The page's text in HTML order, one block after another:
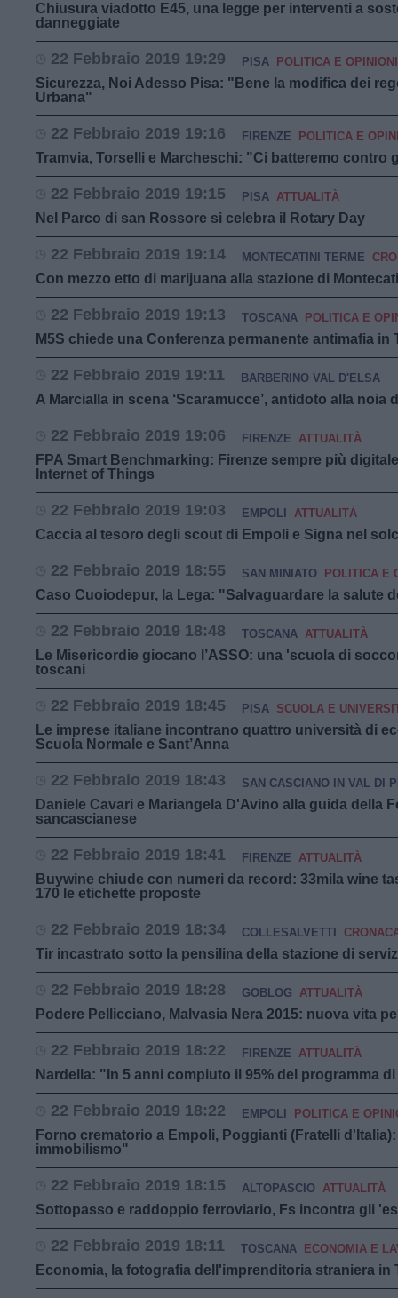
Chiusura viadotto E45, una legge per interventi a
danneggiate
22 Febbraio 2019 19:29 PISA POLITICA E OPINIONI
Sicurezza, Noi Adesso Pisa: "Bene la modifica dei
Urbana"
22 Febbraio 2019 19:16 FIRENZE POLITICA E
Tramvia, Torselli e Marcheschi: "Ci batteremo contro
22 Febbraio 2019 19:15 PISA ATTUALITÀ
Nel Parco di san Rossore si celebra il Rotary Day
22 Febbraio 2019 19:14 MONTECATINI TERME
Con mezzo etto di marijuana alla stazione di
22 Febbraio 2019 19:13 TOSCANA POLITICA E
M5S chiede una Conferenza permanente antimafia in
22 Febbraio 2019 19:11 BARBERINO VAL D'ELSA
A Marcialla in scena ‘Scaramucce’, antidoto alla noia
22 Febbraio 2019 19:06 FIRENZE ATTUALITÀ
FPA Smart Benchmarking: Firenze sempre più
Internet of Things
22 Febbraio 2019 19:03 EMPOLI ATTUALITÀ
Caccia al tesoro degli scout di Empoli e Signa nel
22 Febbraio 2019 18:55 SAN MINIATO POLITICA E
Caso Cuoiodepur, la Lega: "Salvaguardare la salute
22 Febbraio 2019 18:48 TOSCANA ATTUALITÀ
Le Misericordie giocano l’ASSO: una 'scuola di
toscani
22 Febbraio 2019 18:45 PISA SCUOLA E
Le imprese italiane incontrano quattro università di
Scuola Normale e Sant’Anna
22 Febbraio 2019 18:43 SAN CASCIANO IN VAL DI
Daniele Cavari e Mariangela D'Avino alla guida della
sancascianese
22 Febbraio 2019 18:41 FIRENZE ATTUALITÀ
Buywine chiude con numeri da record: 33mila wine
170 le etichette proposte
22 Febbraio 2019 18:34 COLLESALVETTI
Tir incastrato sotto la pensilina della stazione di
22 Febbraio 2019 18:28 GOBLOG ATTUALITÀ
Podere Pellicciano, Malvasia Nera 2015: nuova vita
22 Febbraio 2019 18:22 FIRENZE ATTUALITÀ
Nardella: "In 5 anni compiuto il 95% del programma
22 Febbraio 2019 18:22 EMPOLI POLITICA E
Forno crematorio a Empoli, Poggianti (Fratelli
immobilismo"
22 Febbraio 2019 18:15 ALTOPASCIO ATTUALITÀ
Sottopasso e raddoppio ferroviario, Fs incontra gli
22 Febbraio 2019 18:11 TOSCANA ECONOMIA E
Economia, la fotografia dell'imprenditoria straniera in